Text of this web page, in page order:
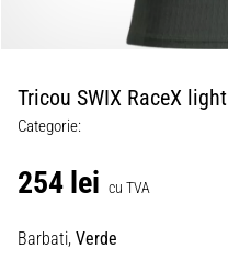
Tricou SWIX RaceX light
Categorie:
254 lei cu TVA
Barbati, Verde